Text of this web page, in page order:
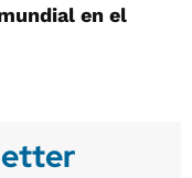
en el